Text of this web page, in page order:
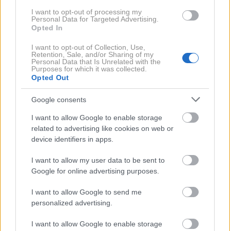
I want to opt-out of processing my
Personal Data for Targeted Advertising.
Opted In
I want to opt-out of Collection, Use,
Retention, Sale, and/or Sharing of my
Personal Data that Is Unrelated with the
Purposes for which it was collected.
Opted Out
Google consents
I want to allow Google to enable storage
related to advertising like cookies on web or
device identifiers in apps.
I want to allow my user data to be sent to
Google for online advertising purposes.
I want to allow Google to send me
personalized advertising.
I want to allow Google to enable storage
To je navada ženske,
ki je pri 45+ videti
Prva in zadnja sta
najpomembnejši za
mladostnega videza
5 barv, ki najbolje
Odkrijte
komplementarne
svetlolase dame s
stilom